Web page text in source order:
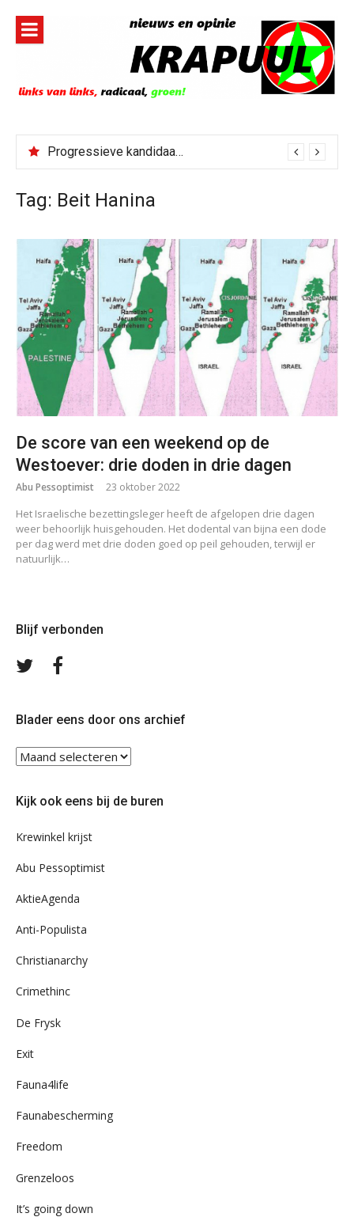
inhoud
Progressieve kandidaat El-Sayed senaatskandidaat Michigan
Tag: Beit Hanina
De score van een weekend op de
Westoever: drie doden in drie dagen
Abu Pessoptimist 23 oktober 2022
Het Israelische bezettingsleger heeft de afgelopen drie dagen
weer behoorlijk huisgehouden. Het dodental van bijna een dode
per dag werd met drie doden goed op peil gehouden, terwijl er
natuurlijk…
Blijf verbonden
Volg
Blader eens door ons archief
Blader
eens
ons
Kijk ook eens bij de buren
Krewinkel krijst
Abu Pessoptimist
AktieAgenda
Anti-Populista
Christianarchy
Crimethinc
De Frysk
Exit
Fauna4life
Faunabescherming
Freedom
Grenzeloos
It’s going down